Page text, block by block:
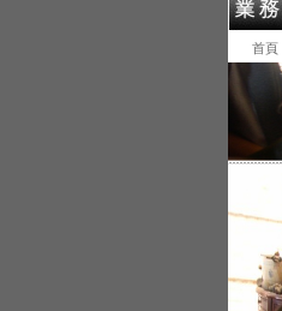
首頁